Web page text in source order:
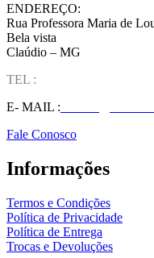
ENDEREÇO:
Rua Professora Maria de
Bela vista
Claúdio – MG
TEL :
E- MAIL :
Fale Conosco
Informações
Termos e Condições
Política de Privacidade
Política de Entrega
Trocas e Devoluções